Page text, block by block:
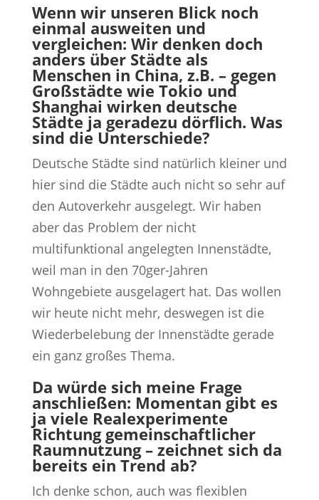
Wenn wir unseren Blick noch
einmal ausweiten und
vergleichen: Wir denken doch
anders über Städte als
Menschen in China, z.B. – gegen
Großstädte wie Tokio und
Shanghai wirken deutsche
Städte ja geradezu dörflich. Was
sind die Unterschiede?
Deutsche Städte sind natürlich kleiner und
hier sind die Städte auch nicht so sehr auf
den Autoverkehr ausgelegt. Wir haben
aber das Problem der nicht
multifunktional angelegten Innenstädte,
weil man in den 70ger-Jahren
Wohngebiete ausgelagert hat. Das wollen
wir heute nicht mehr, deswegen ist die
Wiederbelebung der Innenstädte gerade
ein ganz großes Thema.
Da würde sich meine Frage
anschließen: Momentan gibt es
ja viele Realexperimente
Richtung gemeinschaftlicher
Raumnutzung – zeichnet sich da
bereits ein Trend ab?
Ich denke schon, auch was flexiblen